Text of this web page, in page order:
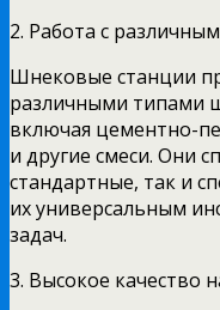
2. Работа с
Шнековые станции
различными типами
включая цементно-
и другие смеси. Они
стандартные, так и
их универсальным
задач.
3. Высокое качество